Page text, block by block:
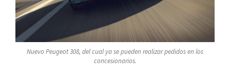
Nuevo Peugeot 308, del cual ya se pueden realizar pedidos en los
concesionarios.